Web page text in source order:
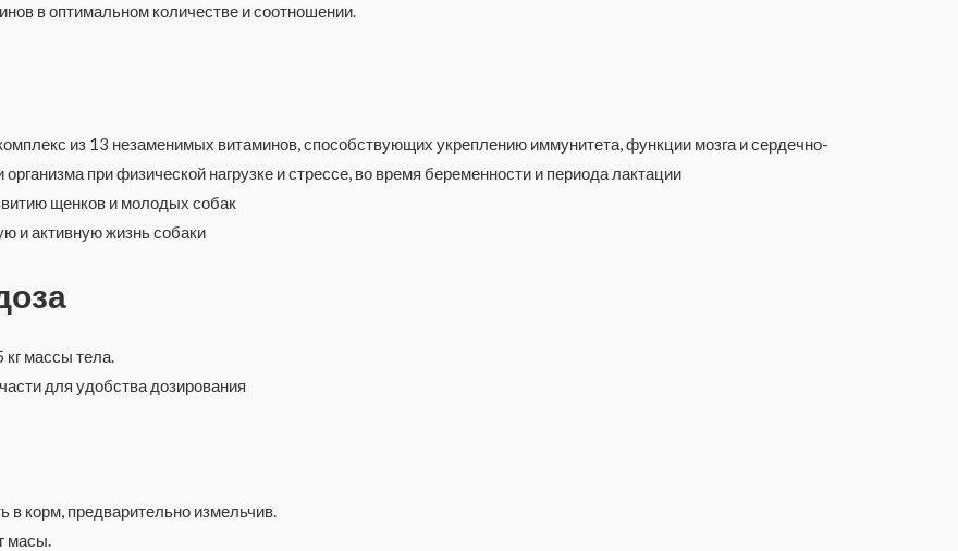
в оптимальном количестве и соотношении.
из 13 незаменимых витаминов, способствующих укреплению иммунитета, функции мозга и сердечно-
при физической нагрузке и стрессе, во время беременности и периода лактации
щенков и молодых собак
и активную жизнь собаки
кг массы тела.
для удобства дозирования
в корм, предварительно измельчив.
масы.